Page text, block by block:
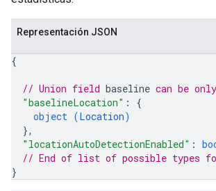
Representación JSON
{
// Union field baseline can be
"baselineLocation" : {
object (Location)
},
"locationAutoDetectionEnabled" :
// End of list of possible types
}